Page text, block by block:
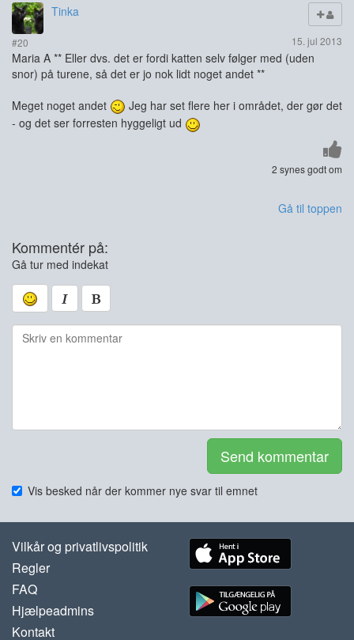
Tinka
#20 15. jul 2013
Maria A ** Eller dvs. det er fordi katten selv følger med (uden
snor) på turene, så det er jo nok lidt noget andet **
Meget noget andet
Jeg har set flere her i området, der gør det
- og det ser forresten hyggeligt ud
2 synes godt om
Gå til toppen
Kommentér på:
Gå tur med indekat
Send kommentar
Vis besked når der kommer nye svar til emnet
Vilkår og privatlivspolitik
Regler
FAQ
Hjælpeadmins
Kontakt